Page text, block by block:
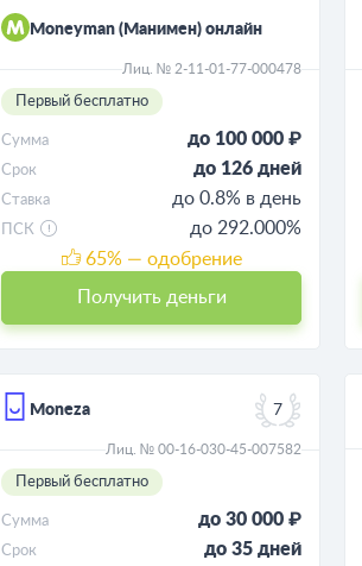
Moneyman (Манимен) онлайн
Лиц. № 2-11-01-77-000478
Первый бесплатно
Сумма до 100 000 ₽
Срок до 126 дней
Ставка до 0.8% в день
ПСК
до 292.000%
65% — одобрение
Получить деньги
Moneza 7
Лиц. № 00-16-030-45-007582
Первый бесплатно
Сумма до 30 000 ₽
Срок до 35 дней